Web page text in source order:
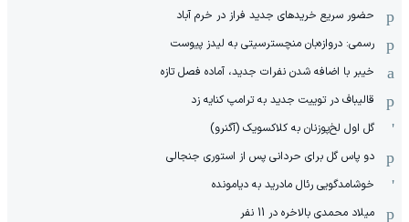
حضور سریع خریدهای جدید فراز در خرم آباد
رسمی: دروازه‌بان منچسترسیتی به لیدز پیوست
خیبر با اضافه شدن نفرات جدید، آماده فصل تازه
قالیباف در توییت جدید به ترامپ کنایه زد
گل اول لخ‌پوزنان به کلاکسویک (آگنرو)
دو پاس گل برای حردانی پس از استوری جنجالی
خوشامدگویی رئال مادرید به دیامونده
میلاد محمدی بالاخره در 11 نفر